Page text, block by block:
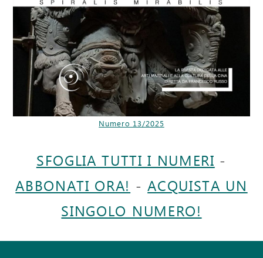
Numero 13/2025
SFOGLIA TUTTI I NUMERI -
ABBONATI ORA! -ACQUISTA UN
SINGOLO NUMERO!